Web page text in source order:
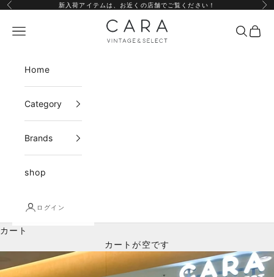
コンテンツへスキップ
前へ 新入荷アイテムは、 お近くの店舗でご覧ください！ 次
CARA vintage&select
メニュー 検索カー
Home
Category
Brands
shop
ログイン
カート
カートが空です